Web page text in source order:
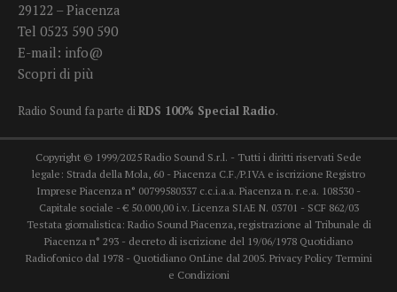
29122 – Piacenza
Tel 0523 590 590
E-mail: info@
Scopri di più
Radio Sound fa parte diRDS 100% Special Radio.
Copyright © 1999/2025 Radio Sound S.r.l. - Tutti i diritti riservati Sede
legale: Strada della Mola, 60 - Piacenza C.F./P.IVA e iscrizione Registro
Imprese Piacenza n° 00799580337 c.c.i.a.a. Piacenza n. r.e.a. 108530 -
Capitale sociale - € 50.000,00 i.v. Licenza SIAE N. 03701 - SCF 862/03
Testata giornalistica: Radio Sound Piacenza, registrazione al Tribunale di
Piacenza n° 293 - decreto di iscrizione del 19/06/1978 Quotidiano
Radiofonico dal 1978 - Quotidiano OnLine dal 2005. Privacy Policy Termini
e Condizioni